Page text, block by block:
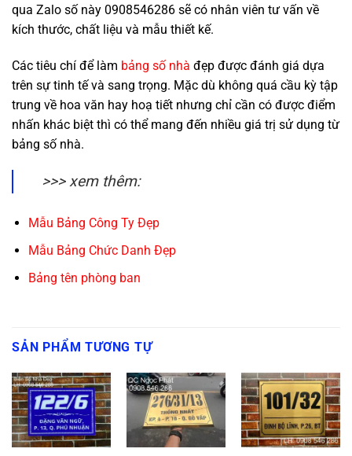
qua Zalo số này 0908546286 sẽ có nhân viên tư vấn về
kích thước, chất liệu và mẫu thiết kế.
Các tiêu chí để làm bảng số nhà đẹp được đánh giá dựa
trên sự tinh tế và sang trọng. Mặc dù không quá cầu kỳ tập
trung về hoa văn hay hoạ tiết nhưng chỉ cần có được điểm
nhấn khác biệt thì có thể mang đến nhiều giá trị sử dụng từ
bảng số nhà.
>>> xem thêm:
Mẫu Bảng Công Ty Đẹp
Mẫu Bảng Chức Danh Đẹp
Bảng tên phòng ban
SẢN PHẨM TƯƠNG TỰ